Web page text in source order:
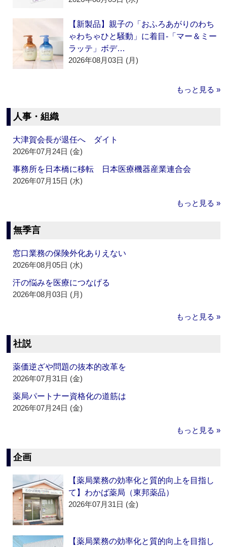
【新製品】親子の「おふろあがりのわち
ゃわちゃひと騒動」に着目‐「マー＆ミー
ラッテ」ボデ…
2026年08月03日 (月)
もっと見る »
人事・組織
大津賀会長が退任へ ダイト
2026年07月24日 (金)
事務所を日本橋に移転 日本医療機器産業連合会
2026年07月15日 (水)
もっと見る »
無季言
窓口業務の保険外化ありえない
2026年08月05日 (水)
汗の悩みを医療につなげる
2026年08月03日 (月)
もっと見る »
社説
薬価逆ざや問題の抜本的改革を
2026年07月31日 (金)
薬局パートナー資格化の道筋は
2026年07月24日 (金)
もっと見る »
企画
【薬局業務の効率化と質的向上を目指し
て】わかば薬局（東邦薬品）
2026年07月31日 (金)
【薬局業務の効率化と質的向上を目指し